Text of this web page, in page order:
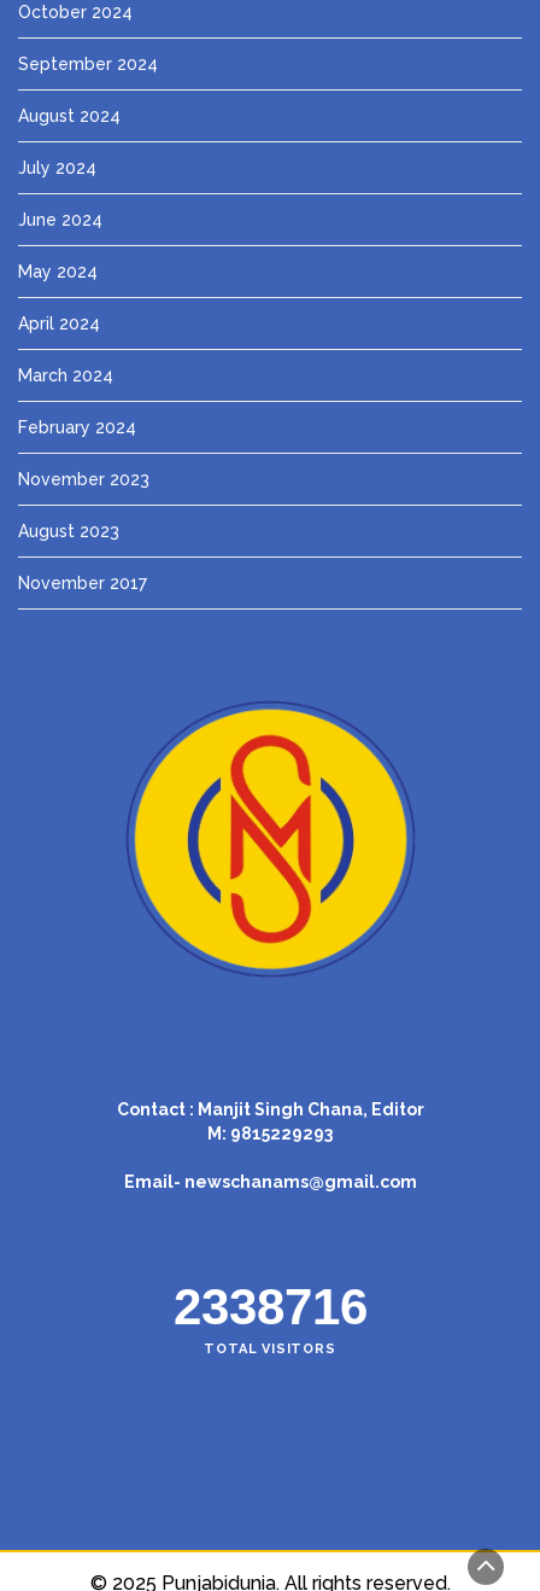
October 2024
September 2024
August 2024
July 2024
June 2024
May 2024
April 2024
March 2024
February 2024
November 2023
August 2023
November 2017
Contact : Manjit Singh Chana, Editor
M: 9815229293
Email- newschanams@gmail.com
2338716
TOTAL VISITORS
© 2025 Punjabidunia. All rights reserved.